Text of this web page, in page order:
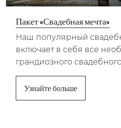
Пакет «Свадебная мечта»
Наш популярный
включает в себя все
грандиозного
Узнайте больше